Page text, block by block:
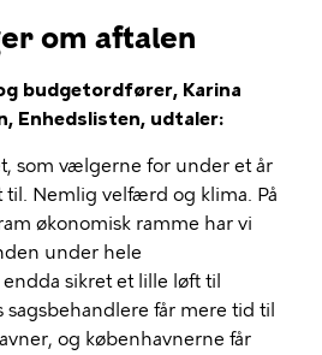
om aftalen
budgetordfører, Karina
Enhedslisten, udtaler:
som vælgerne for under et år
til. Nemlig velfærd og klima. På
økonomisk ramme har vi
under hele
sikret et lille løft til
sagsbehandlere får mere tid til
og københavnerne får